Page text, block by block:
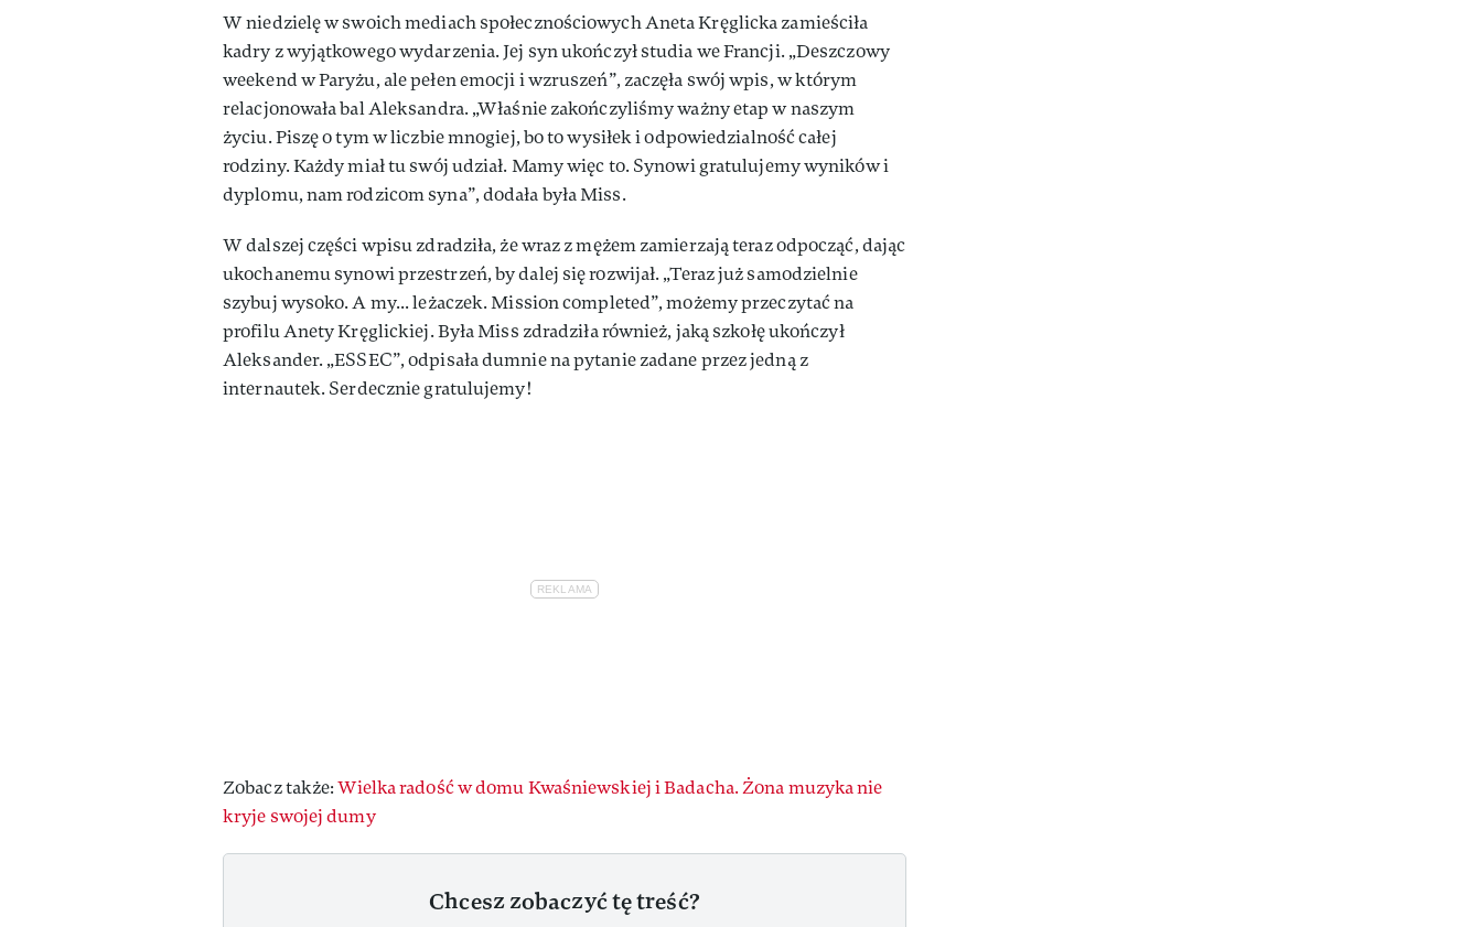
W niedzielę w swoich mediach społecznościowych Aneta Kręglicka zamieściła
kadry z wyjątkowego wydarzenia. Jej syn ukończył studia we Francji. „Deszczowy
weekend w Paryżu, ale pełen emocji i wzruszeń”, zaczęła swój wpis, w którym
relacjonowała bal Aleksandra. „Właśnie zakończyliśmy ważny etap w naszym
życiu. Piszę o tym w liczbie mnogiej, bo to wysiłek i odpowiedzialność całej
rodziny. Każdy miał tu swój udział. Mamy więc to. Synowi gratulujemy wyników i
dyplomu, nam rodzicom syna”, dodała była Miss.
W dalszej części wpisu zdradziła, że wraz z mężem zamierzają teraz odpocząć, dając
ukochanemu synowi przestrzeń, by dalej się rozwijał. „Teraz już samodzielnie
szybuj wysoko. A my... leżaczek. Mission completed”, możemy przeczytać na
profilu Anety Kręglickiej. Była Miss zdradziła również, jaką szkołę ukończył
Aleksander. „ESSEC”, odpisała dumnie na pytanie zadane przez jedną z
internautek. Serdecznie gratulujemy!
Zobacz także:Wielka radość w domu Kwaśniewskiej i Badacha. Żona muzyka nie
kryje swojej dumy
Chcesz zobaczyć tę treść?